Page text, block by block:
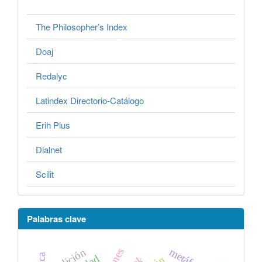
The Philosopher’s Index
Doaj
Redalyc
Latindex Directorio-Catálogo
Erih Plus
Dialnet
Scilit
Palabras clave